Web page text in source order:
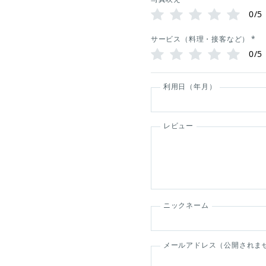
0/5
サービス（料理・接客など） *
0/5
利用日（年月）
レビュー
ニックネーム
メールアドレス（公開されま